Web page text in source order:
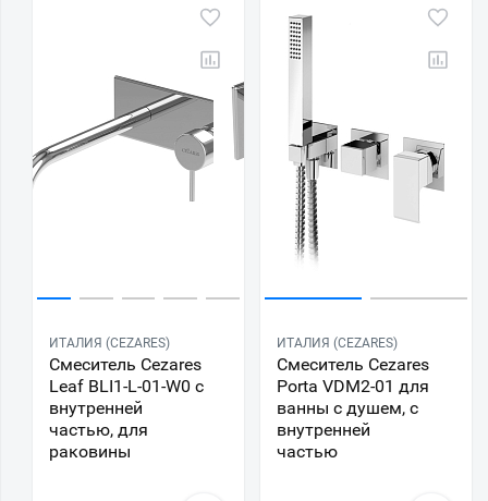
ИТАЛИЯ (CEZARES)
Смеситель Cezares
Leaf BLI1-L-01-W0 с
внутренней
частью, для
раковины
ИТАЛИЯ (CEZARES)
Смеситель Cezares
Porta VDM2-01 для
ванны с душем, с
внутренней
частью